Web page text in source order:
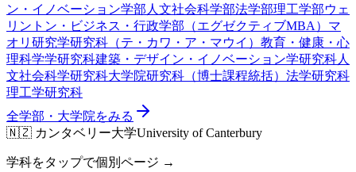
ン・イノベーション学部 人文社会科学部法学部理工学部ウェ
リントン・ビジネス・行政学部（エグゼクティブMBA） マ
オリ研究学研究科（テ・カワ・ア・マウイ） 教育・健康・心
理科学学研究科建築・デザイン・イノベーション学研究科人
文社会科学研究科大学院研究科（博士課程統括） 法学研究科
理工学研究科
全学部・大学院をみる
🇳🇿 カンタベリー大学University of Canterbury
学科をタップで個別ページ →